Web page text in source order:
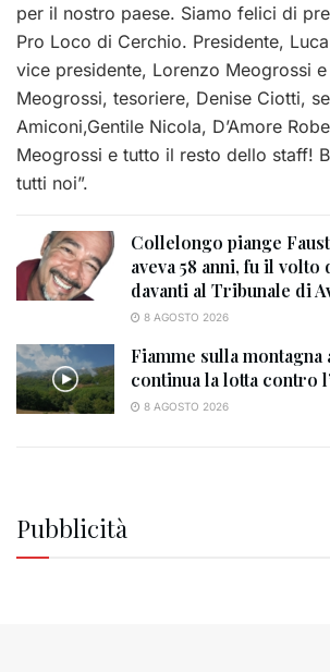
per il nostro paese. Siamo felici di
Pro Loco di Cerchio. Presidente,
vice presidente, Lorenzo Meogrossi
Meogrossi, tesoriere, Denise Ciotti,
Amiconi,Gentile Nicola, D’Amore
Meogrossi e tutto il resto dello staff!
tutti noi”.
Collelongo piange
aveva 58 anni, fu il volto
davanti al Tribunale di
8 AGOSTO 2026
Fiamme sulla montagna
continua la lotta contro
8 AGOSTO 2026
Pubblicità